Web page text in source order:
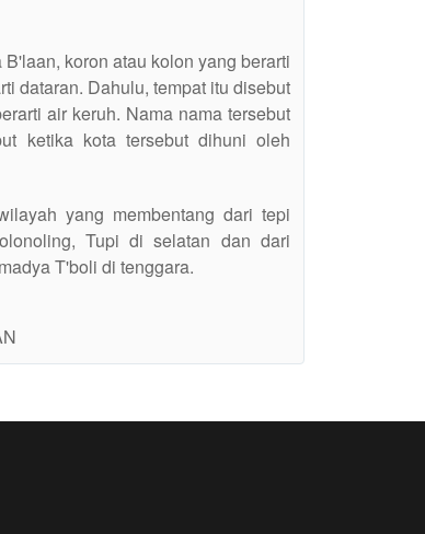
koron atau kolon yang berarti
dataran. Dahulu, tempat itu disebut
air keruh. Nama nama tersebut
ketika kota tersebut dihuni oleh
yang membentang dari tepi
Tupi di selatan dan dari
T'boli di tenggara.